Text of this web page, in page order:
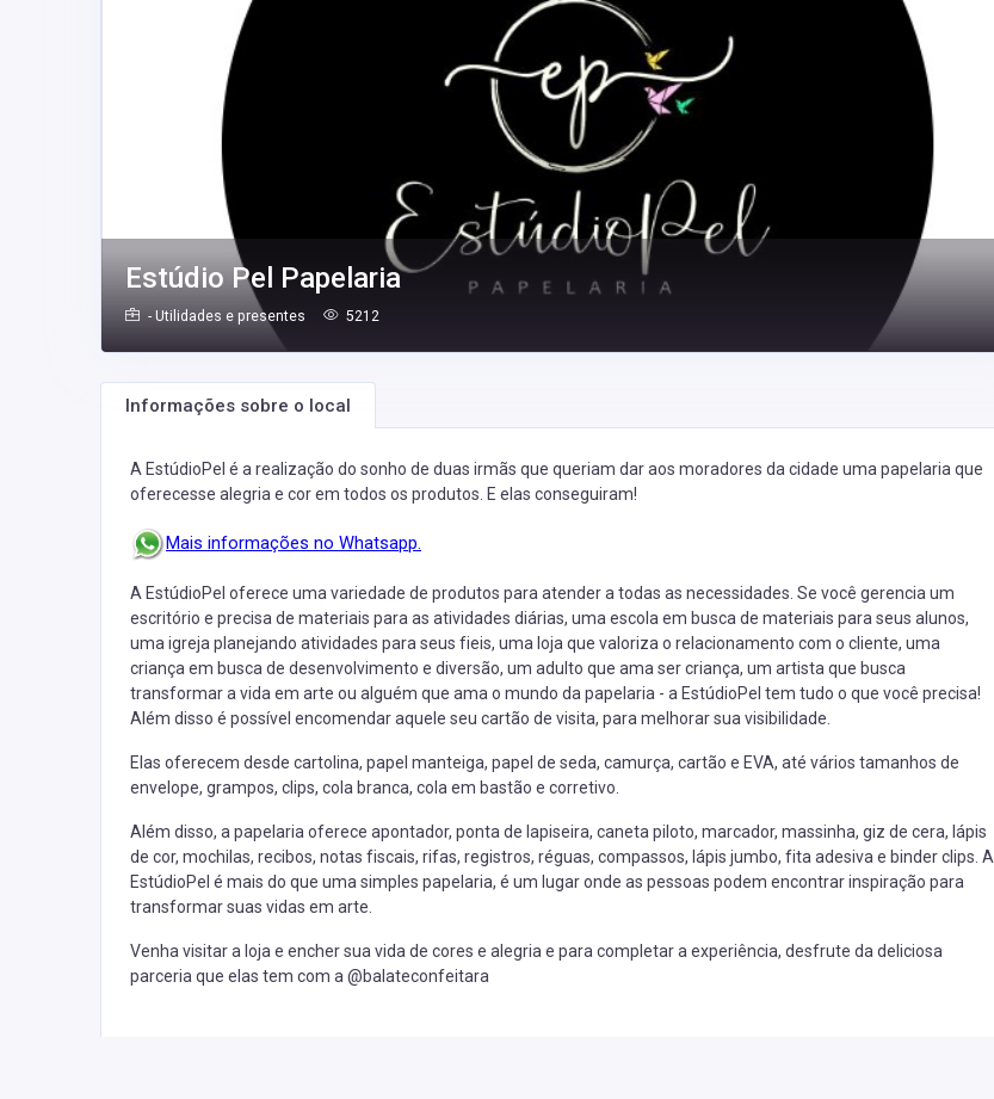
Estúdio Pel Papelaria
- Utilidades e presentes 5212
Informações sobre o local
A EstúdioPel é a realização do sonho de duas irmãs que queriam dar aos moradores da cidade uma papelaria que
oferecesse alegria e cor em todos os produtos. E elas conseguiram!
Mais informações no Whatsapp.
A EstúdioPel oferece uma variedade de produtos para atender a todas as necessidades. Se você gerencia um
escritório e precisa de materiais para as atividades diárias, uma escola em busca de materiais para seus alunos,
uma igreja planejando atividades para seus fieis, uma loja que valoriza o relacionamento com o cliente, uma
criança em busca de desenvolvimento e diversão, um adulto que ama ser criança, um artista que busca
transformar a vida em arte ou alguém que ama o mundo da papelaria - a EstúdioPel tem tudo o que você precisa!
Além disso é possível encomendar aquele seu cartão de visita, para melhorar sua visibilidade.
Elas oferecem desde cartolina, papel manteiga, papel de seda, camurça, cartão e EVA, até vários tamanhos de
envelope, grampos, clips, cola branca, cola em bastão e corretivo.
Além disso, a papelaria oferece apontador, ponta de lapiseira, caneta piloto, marcador, massinha, giz de cera, lápis
de cor, mochilas, recibos, notas fiscais, rifas, registros, réguas, compassos, lápis jumbo, fita adesiva e binder clips. A
EstúdioPel é mais do que uma simples papelaria, é um lugar onde as pessoas podem encontrar inspiração para
transformar suas vidas em arte.
Venha visitar a loja e encher sua vida de cores e alegria e para completar a experiência, desfrute da deliciosa
parceria que elas tem com a @balateconfeitara